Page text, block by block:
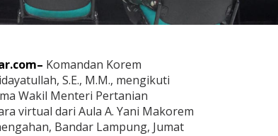
Komandan Korem
S.E., M.M., mengikuti
Wakil Menteri Pertanian
virtual dari Aula A. Yani Makorem
Bandar Lampung, Jumat